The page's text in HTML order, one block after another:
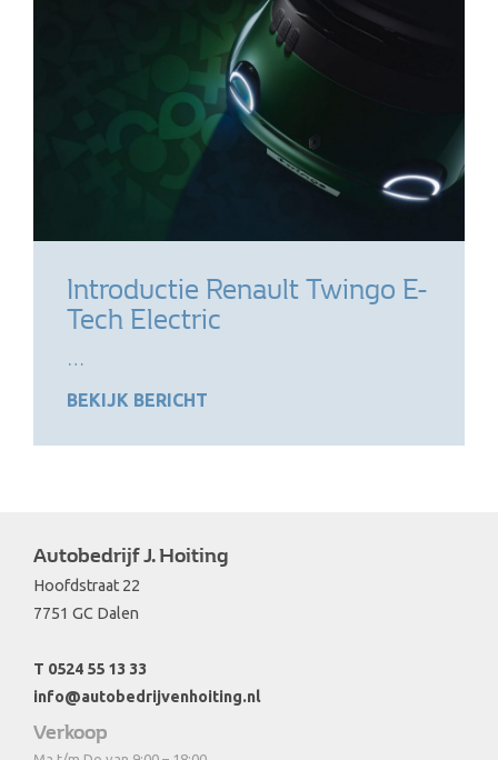
Introductie Renault Twingo E-
Tech Electric
…
BEKIJK BERICHT
Autobedrijf J. Hoiting
Hoofdstraat 22
7751 GC Dalen
T 0524 55 13 33
info@autobedrijvenhoiting.nl
Verkoop